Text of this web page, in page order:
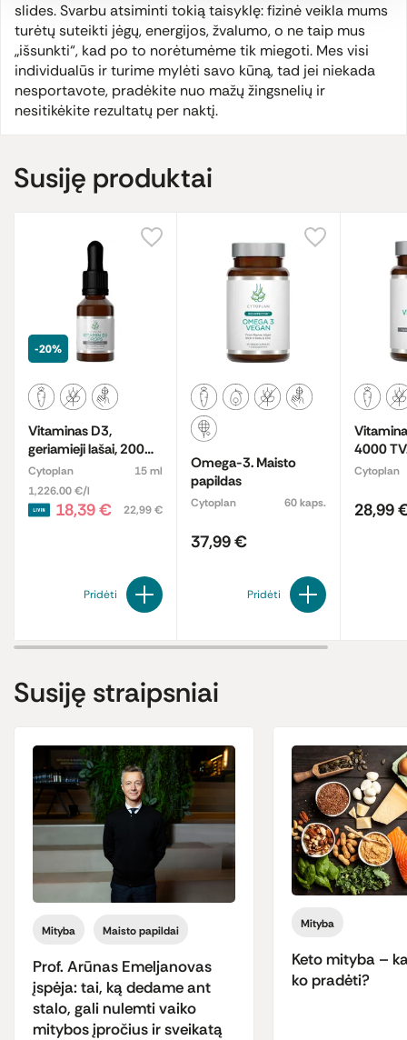
slides. Svarbu atsiminti tokią taisyklę: fizinė veikla mums
turėtų suteikti jėgų, energijos, žvalumo, o ne taip mus
„išsunkti“, kad po to norėtumėme tik miegoti. Mes visi
individualūs ir turime mylėti savo kūną, tad jei niekada
nesportavote, pradėkite nuo mažų žingsnelių ir
nesitikėkite rezultatų per naktį.
Susiję produktai
-20%
Vitaminas D3,
geriamieji lašai, 200
TV. Maisto papildas
Cytoplan
15 ml
1,226.00 €/l
18,39 € 22,99 €
Pridėti
Omega-3. Maisto
papildas
Cytoplan 60 kaps.
37,99 €
Pridėti
4000
papildas
Cytoplan
28,99
Susiję straipsniai
Mityba Maisto papildai
Prof. Arūnas Emeljanovas
įspėja: tai, ką dedame ant
stalo, gali nulemti vaiko
mitybos įpročius ir sveikatą
Mityba
Keto mityba –
ko pradėti?